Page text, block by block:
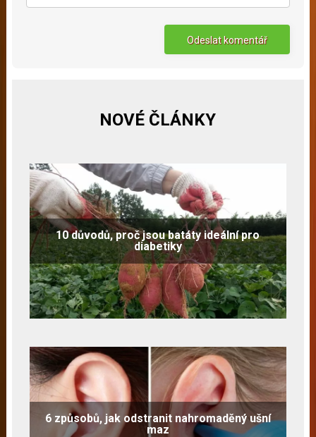
NOVÉ ČLÁNKY
10 důvodů, proč jsou batáty ideální pro
diabetiky
6 způsobů, jak odstranit nahromaděný ušní
maz